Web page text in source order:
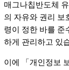
매그나칩반도체
의 자유와 권리 보
령이 정한 바를 준
하게 관리하고 있
이에 「개인정보